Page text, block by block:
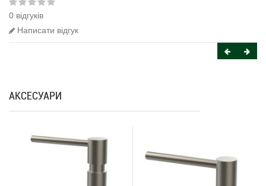
0 відгуків
Написати відгук
АКСЕСУАРИ